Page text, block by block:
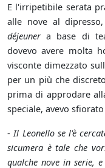
E l'irripetibile serata
alle nove al
déjeuner a base di
dovevo avere molta
visconte dimezzato
per un più che
prima di approdare
speciale, avevo
-Il Leonello se l'è
sicumera è tale che
qualche nove in serie,